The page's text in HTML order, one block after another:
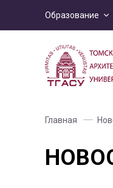
Образование
Главная